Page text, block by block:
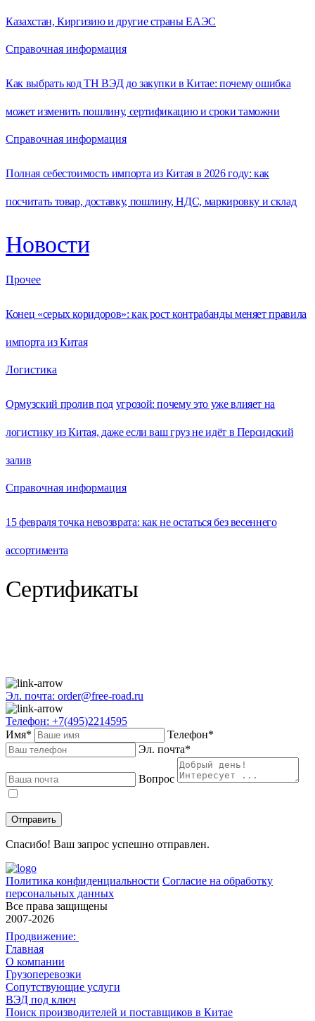
Казахстан, Киргизию и другие страны ЕАЭС
Справочная информация
Как выбрать код ТН ВЭД до закупки в Китае: почему ошибка
может изменить пошлину, сертификацию и сроки таможни
Справочная информация
Полная себестоимость импорта из Китая в 2026 году: как
посчитать товар, доставку, пошлину, НДС, маркировку и склад
Новости
Прочее
Конец «серых коридоров»: как рост контрабанды меняет правила
импорта из Китая
Логистика
Ормузский пролив под угрозой: почему это уже влияет на
логистику из Китая, даже если ваш груз не идёт в Персидский
залив
Справочная информация
15 февраля точка невозврата: как не остаться без весеннего
ассортимента
Сертификаты
Эл. почта: order@free-road.ru
Телефон: +7(495)2214595
Имя*
Телефон*
Эл. почта*
Вопрос
Спасибо! Ваш запрос успешно отправлен.
Политика конфиденциальности Согласие на обработку
персональных данных
Все права защищены
2007-2026
Продвижение:
Главная
О компании
Грузоперевозки
Сопутствующие услуги
ВЭД под ключ
Поиск производителей и поставщиков в Китае